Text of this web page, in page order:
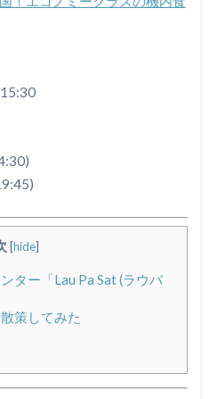
[hide]
ター「Lau Pa Sat (ラウパ
策してみた